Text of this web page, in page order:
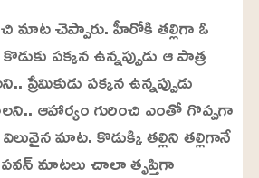
మాట చెప్పారు. హీరోకి తల్లిగా ఓ
పక్కన ఉన్నప్పుడు ఆ పాత్ర
పక్కన ఉన్నప్పుడు
ఆహార్యం గురించి ఎంతో గొప్పగా
మాట. కొడుక్కి తల్లిని తల్లిగానే
మాటలు చాలా తృప్తిగా